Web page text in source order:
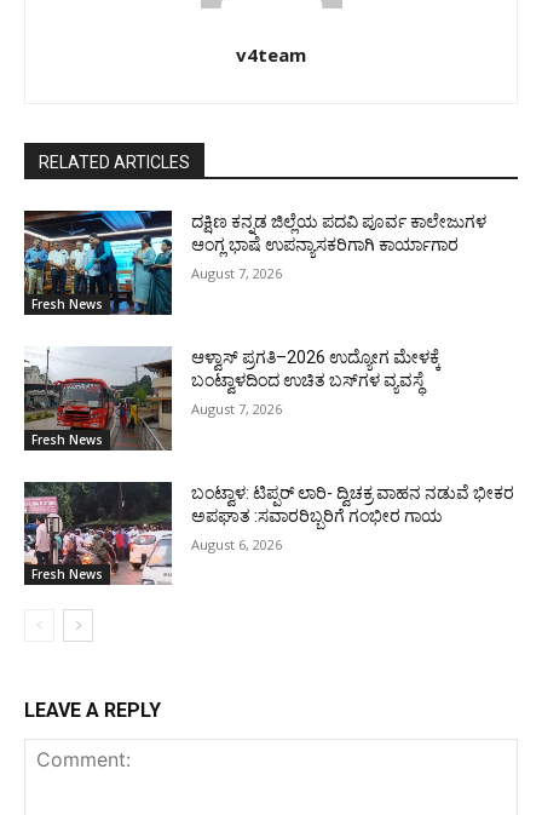
v4team
RELATED ARTICLES
Fresh News
ದಕ್ಷಿಣ ಕನ್ನಡ ಜಿಲ್ಲೆಯ ಪದವಿ ಪೂರ್ವ ಕಾಲೇಜುಗಳ
ಆಂಗ್ಲ ಭಾಷೆ ಉಪನ್ಯಾಸಕರಿಗಾಗಿ ಕಾರ್ಯಾಗಾರ
August 7, 2026
Fresh News
ಆಳ್ವಾಸ್ ಪ್ರಗತಿ–2026 ಉದ್ಯೋಗ ಮೇಳಕ್ಕೆ
ಬಂಟ್ವಾಳದಿಂದ ಉಚಿತ ಬಸ್‌ಗಳ ವ್ಯವಸ್ಥೆ
August 7, 2026
Fresh News
ಬಂಟ್ವಾಳ: ಟಿಪ್ಪರ್ ಲಾರಿ- ದ್ವಿಚಕ್ರ ವಾಹನ ನಡುವೆ ಭೀಕರ
ಅಪಘಾತ :ಸವಾರರಿಬ್ಬರಿಗೆ ಗಂಭೀರ ಗಾಯ
August 6, 2026
LEAVE A REPLY